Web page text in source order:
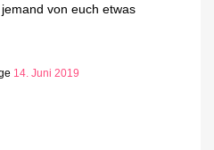
von euch etwas
14. Juni 2019